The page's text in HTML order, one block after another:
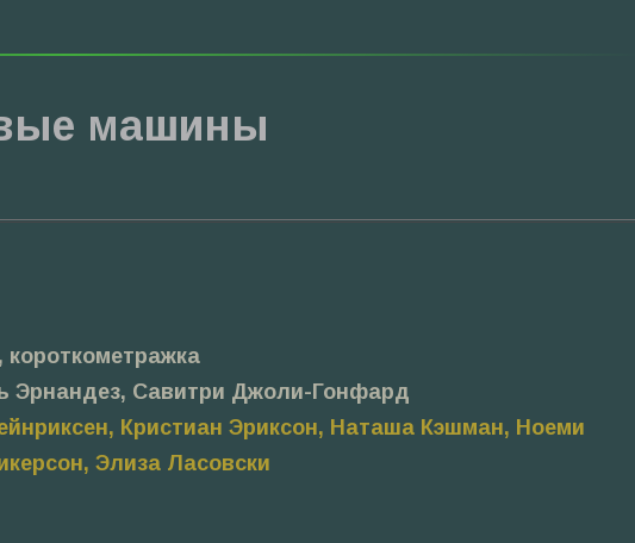
машины
Эрнандез, Савитри Джоли-Гонфард
Кристиан Эриксон, Наташа Кэшман, Ноеми
Элиза Ласовски